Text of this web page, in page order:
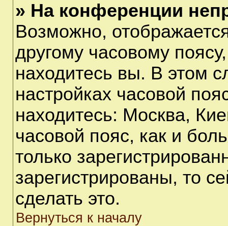
» На конференции
Возможно,
другому часовому
находитесь вы. В этом
настройках часовой
находитесь: Москва,
часовой пояс, как и
только
зарегистрированы, то
сделать это.
Вернуться к началу